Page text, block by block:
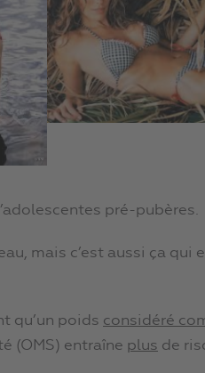
pré-pubères.
mais c’est aussi ça qui
qu’un poids considéré
(OMS) entraîne plus de